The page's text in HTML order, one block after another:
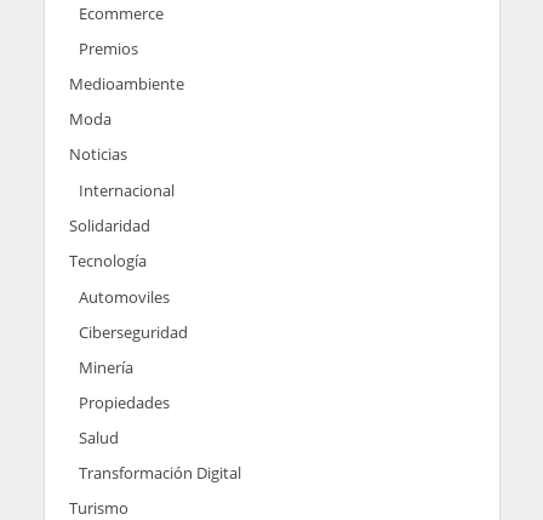
Ecommerce
Premios
Medioambiente
Moda
Noticias
Internacional
Solidaridad
Tecnología
Automoviles
Ciberseguridad
Minería
Propiedades
Salud
Transformación Digital
Turismo